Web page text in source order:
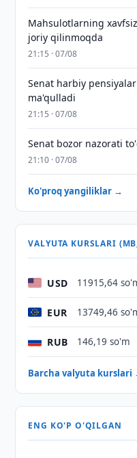
Mahsulotlarning
joriy qilinmoqda
21:15 · 07/08
Senat harbiy
ma'qulladi
21:15 · 07/08
Senat bozor nazorati
21:10 · 07/08
Ko'proq yangiliklar →
VALYUTA KURSLARI
USD 11915,64
EUR 13749,46
RUB 146,19 so'm
Barcha valyuta kurslari
ENG KO'P O'QILGAN